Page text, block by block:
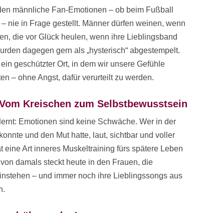
männliche Fan-Emotionen – ob beim Fußball
nie in Frage gestellt. Männer dürfen weinen, wenn
die vor Glück heulen, wenn ihre Lieblingsband
dagegen gern als „hysterisch“ abgestempelt.
geschützter Ort, in dem wir unsere Gefühle
– ohne Angst, dafür verurteilt zu werden.
Kreischen zum Selbstbewusstsein
Emotionen sind keine Schwäche. Wer in der
und den Mut hatte, laut, sichtbar und voller
eine Art inneres Muskeltraining fürs spätere Leben
damals steckt heute in den Frauen, die
– und immer noch ihre Lieblingssongs aus